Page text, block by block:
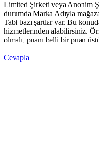
Limited Şirketi veya Anonim
durumda Marka Adıyla
Tabi bazı şartlar var. Bu
hizmetlerinden alabilirsiniz.
olmalı, puanı belli bir puan
Cevapla